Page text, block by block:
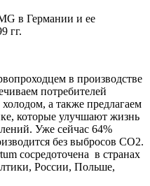
в Германии и ее
гг.
в производстве
потребителей
а также предлагаем
которые улучшают жизнь
Уже сейчас 64%
без выбросов CO2.
сосредоточена в странах
России, Польше,